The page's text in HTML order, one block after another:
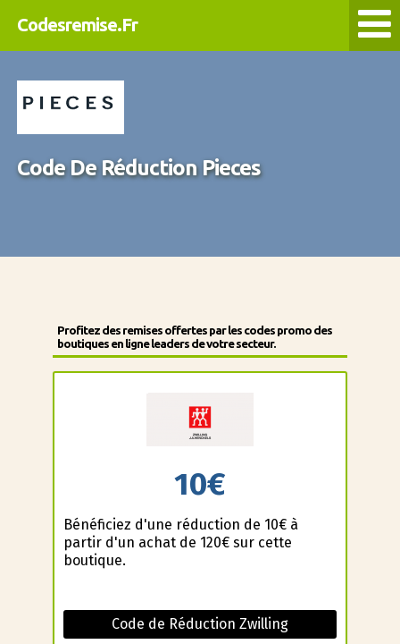
Codesremise.Fr
Code De Réduction Pieces
Profitez des remises offertes par les codes promo des
boutiques en ligne leaders de votre secteur.
10€
Bénéficiez d'une réduction de 10€ à
partir d'un achat de 120€ sur cette
boutique.
Code de Réduction Zwilling